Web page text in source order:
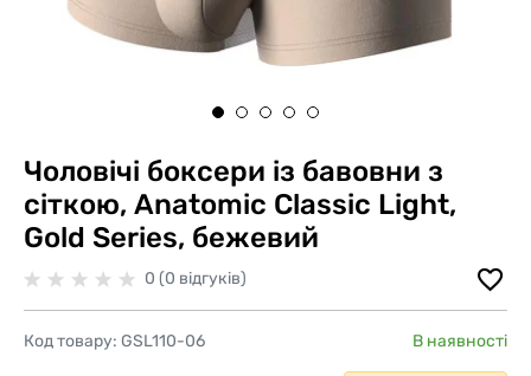
Чоловічі боксери із бавовни з
сіткою, Anatomic Classic Light,
Gold Series, бежевий
0 (0 відгуків)
Код товару: GSL110-06 В наявності